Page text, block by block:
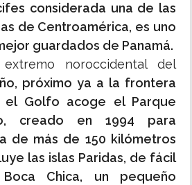
considerada una de las
de Centroamérica, es uno
guardados de Panamá.
noroccidental del
próximo ya a la frontera
el Golfo acoge el Parque
creado en 1994 para
de más de 150 kilómetros
las islas Paridas, de fácil
Chica, un pequeño